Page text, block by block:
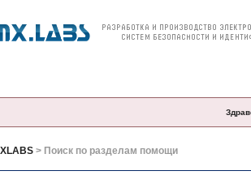
> Поиск по разделам помощи